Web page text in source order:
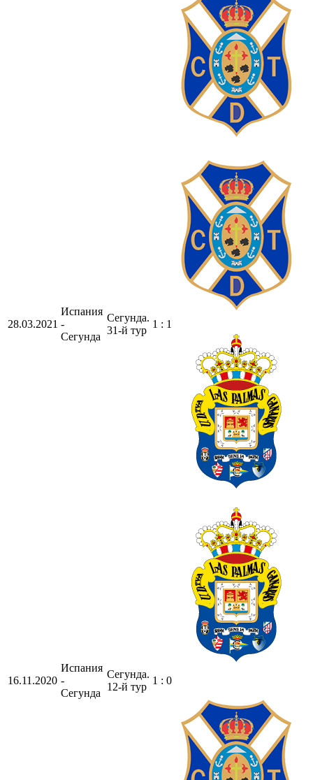
28.03.2021
Испания
-
Сегунда
Сегунда.
31-й тур
1 : 1
16.11.2020
Испания
-
Сегунда
Сегунда.
12-й тур
1 : 0